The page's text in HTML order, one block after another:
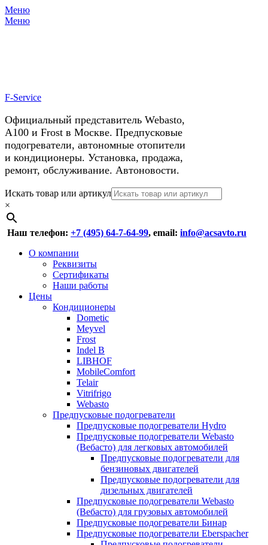
Меню
Меню
F-Service
Официальный представитель Webasto,
А100 и Frost в Москве. Предпусковые
подогреватели, автономные отопители
и кондиционеры. Установка, продажа,
ремонт, обслуживание. Автоновости.
Header
Right
Menu
Перейти
к
содержимому
Искать товар или артикул
×
Наш телефон: +7 (495) 64-7-64-99, email: info@acsavto.ru
Основное
Перейти
содержимому
О компании
Реквизиты
Сертификаты
Наши работы
Цены
Кондиционеры
Dometic
Meyvel
Frost
Indel B
LIBHOF
MobileComfort
Telair
Vitrifrigo
Webasto
Предпусковые подогреватели
Предпусковые подогреватели Hydro
Предпусковые подогреватели Webasto
(Вебасто) для легковых автомобилей
Предпусковые подогреватели для
бензиновых двигателей
Предпусковые подогреватели для
дизельных двигателей
Предпусковые подогреватели Webasto
(Вебасто) для грузовых автомобилей
Предпусковые подогреватели Бинар
Предпусковые подогреватели Eberspacher
У нас космические скидки на